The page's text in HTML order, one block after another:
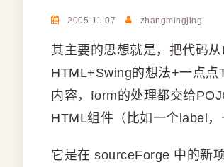
2005-11-07 zhangmingjing
其主要的思想就是，把代码
HTML+Swing的想法+一点点
内容，form的处理都交给
HTML组件（比如一个label
它是在 sourceForge 中的新